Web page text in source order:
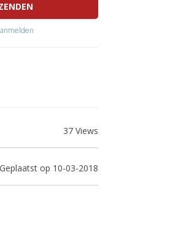
37 Views
Geplaatst op 10-03-2018